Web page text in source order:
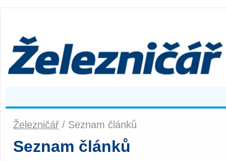
Železničář / Seznam článků
Seznam článků